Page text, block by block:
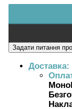
Доставка: